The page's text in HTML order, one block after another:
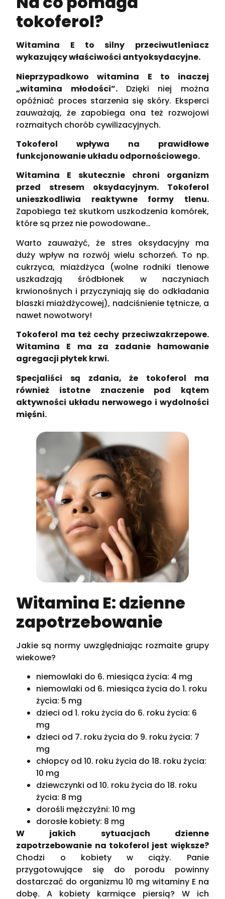
tokoferol?
Witamina E to silny przeciwutleniacz
wykazujący właściwości antyoksydacyjne.
Nieprzypadkowo witamina E to inaczej
„witamina młodości”.Dzięki niej można
opóźniać proces starzenia się skóry. Eksperci
zauważają, że zapobiega ona też rozwojowi
rozmaitych chorób cywilizacyjnych.
Tokoferol wpływa na prawidłowe
funkcjonowanie układu odpornościowego.
Witamina E skutecznie chroni organizm
przed stresem oksydacyjnym. Tokoferol
unieszkodliwia reaktywne formy tlenu.
Zapobiega też skutkom uszkodzenia komórek,
które są przez nie powodowane…
Warto zauważyć, że stres oksydacyjny ma
duży wpływ na rozwój wielu schorzeń. To np.
cukrzyca, miażdżyca (wolne rodniki tlenowe
uszkadzają śródbłonek w naczyniach
krwionośnych i przyczyniają się do odkładania
blaszki miażdżycowej), nadciśnienie tętnicze, a
nawet nowotwory!
Tokoferol ma też cechy przeciwzakrzepowe.
Witamina E ma za zadanie hamowanie
agregacji płytek krwi.
Specjaliści są zdania, że tokoferol ma
również istotne znaczenie pod kątem
aktywności układu nerwowego i wydolności
mięśni.
Witamina E: dzienne
zapotrzebowanie
Jakie są normy uwzględniając rozmaite grupy
wiekowe?
niemowlaki do 6. miesiąca życia: 4 mg
niemowlaki od 6. miesiąca życia do 1. roku
życia: 5 mg
dzieci od 1. roku życia do 6. roku życia: 6
mg
dzieci od 7. roku życia do 9. roku życia: 7
mg
chłopcy od 10. roku życia do 18. roku życia:
10 mg
dziewczynki od 10. roku życia do 18. roku
życia: 8 mg
dorośli mężczyźni: 10 mg
dorosłe kobiety: 8 mg
W jakich sytuacjach dzienne
zapotrzebowanie na tokoferol jest większe?
Chodzi o kobiety w ciąży. Panie
przygotowujące się do porodu powinny
dostarczać do organizmu 10 mg witaminy E na
dobę. A kobiety karmiące piersią? W ich